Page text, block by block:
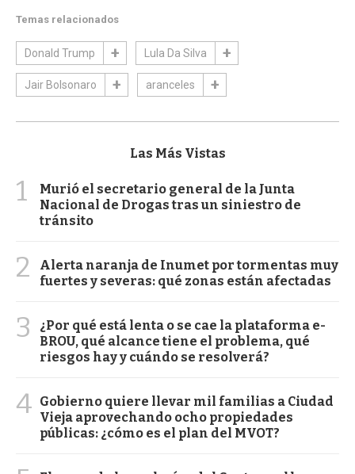
Temas relacionados
Donald Trump Lula Da Silva
Jair Bolsonaro aranceles
Las Más Vistas
1
Murió el secretario general de la Junta
Nacional de Drogas tras un siniestro de
tránsito
2
Alerta naranja de Inumet por tormentas muy
fuertes y severas: qué zonas están afectadas
3
¿Por qué está lenta o se cae la plataforma e-
BROU, qué alcance tiene el problema, qué
riesgos hay y cuándo se resolverá?
4 Gobierno quiere llevar mil familias a Ciudad
Vieja aprovechando ocho propiedades
públicas: ¿cómo es el plan del MVOT?